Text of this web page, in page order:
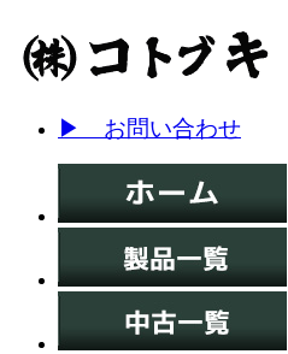
▶ お問い合わせ